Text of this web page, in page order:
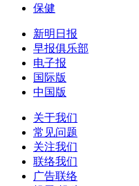
保健
新明日报
早报俱乐部
电子报
国际版
中国版
关于我们
常见问题
关注我们
联络我们
广告联络